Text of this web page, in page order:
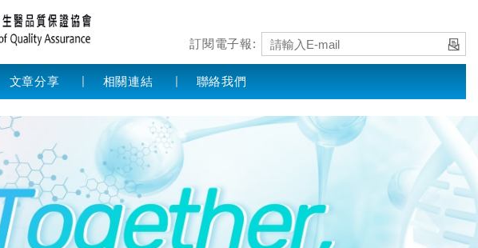
訂閱電子報:
文章分享 相關連結 聯絡我們